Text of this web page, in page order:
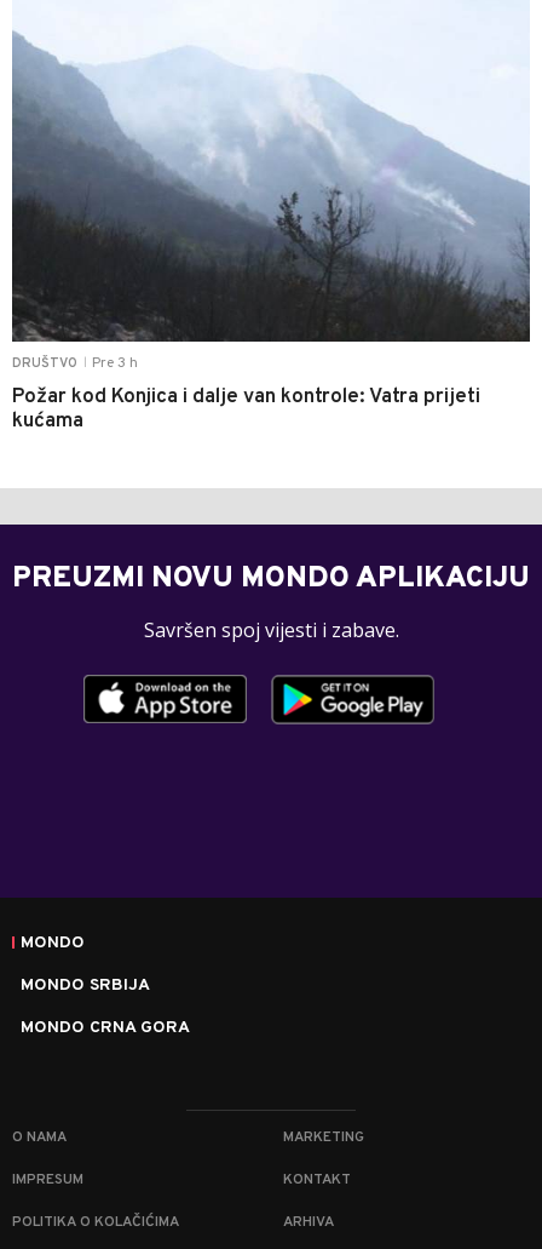
DRUŠTVO Pre 3 h
Požar kod Konjica i dalje van kontrole: Vatra prijeti
kućama
PREUZMI NOVU MONDO APLIKACIJU
Savršen spoj vijesti i zabave.
MONDO
MONDO SRBIJA
MONDO CRNA GORA
O NAMA MARKETING
IMPRESUM KONTAKT
POLITIKA O KOLAČIĆIMA ARHIVA